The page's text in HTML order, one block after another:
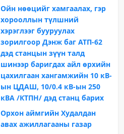
Ойн нөөцийг хамгаалах, гэр
хорооллын түлшний
хэрэглээг бууруулах
зорилгоор Дэнж баг АТП-62
дэд станцын зүүн талд
шинээр баригдах айл өрхийн
цахилгаан хангамжийн 10 кВ-
ын ЦДАШ, 10/0.4 кВ-ын 250
кВА /КТПН/ дэд станц барих
Орхон аймгийн Худалдан
авах ажиллагааны газар